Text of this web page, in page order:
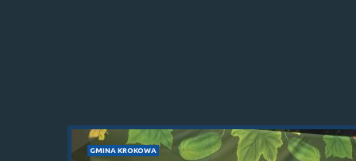
GMINA KROKOWA